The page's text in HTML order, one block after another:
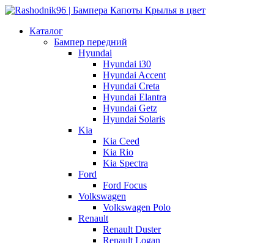
Каталог
Бампер передний
Hyundai
Hyundai i30
Hyundai Accent
Hyundai Creta
Hyundai Elantra
Hyundai Getz
Hyundai Solaris
Kia
Kia Ceed
Kia Rio
Kia Spectra
Ford
Ford Focus
Volkswagen
Volkswagen Polo
Renault
Renault Duster
Renault Logan